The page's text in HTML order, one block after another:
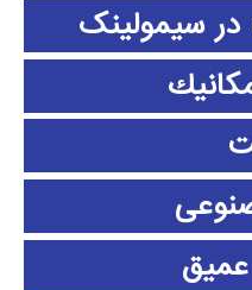
سیمولینک
عمیق